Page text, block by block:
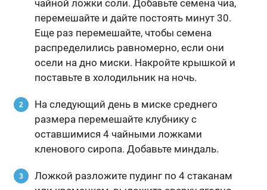
чайной ложки соли. Добавьте семена чиа,
перемешайте и дайте постоять минут 30.
Еще раз перемешайте, чтобы семена
распределились равномерно, если они
осели на дно миски. Накройте крышкой и
поставьте в холодильник на ночь.
На следующий день в миске среднего
размера перемешайте клубнику с
оставшимися 4 чайными ложками
кленового сиропа. Добавьте миндаль.
Ложкой разложите пудинг по 4 стаканам